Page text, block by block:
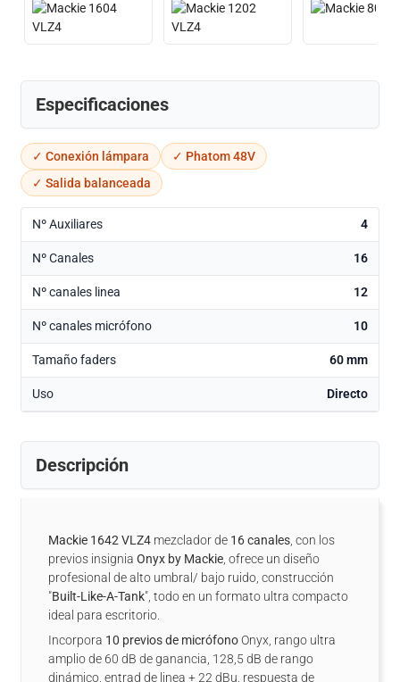
Especificaciones
✓ Conexión lámpara
✓ Phatom 48V
✓ Salida balanceada
Nº Auxiliares 4
Nº Canales 16
Nº canales linea 12
Nº canales micrófono 10
Tamaño faders 60 mm
Uso Directo
Descripción
Mackie 1642 VLZ4 mezclador de 16 canales , con los
previos insignia Onyx by Mackie , ofrece un diseño
profesional de alto umbral/ bajo ruido, construcción
"Built-Like-A-Tank", todo en un formato ultra compacto
ideal para escritorio.
Incorpora 10 previos de micrófonoOnyx, rango ultra
amplio de 60 dB de ganancia, 128,5 dB de rango
dinámico, entrad de linea + 22 dBu, respuesta de